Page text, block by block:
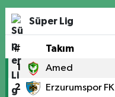
Süper Lig
# Takım
1 Amed
2 Erzurumspor FK